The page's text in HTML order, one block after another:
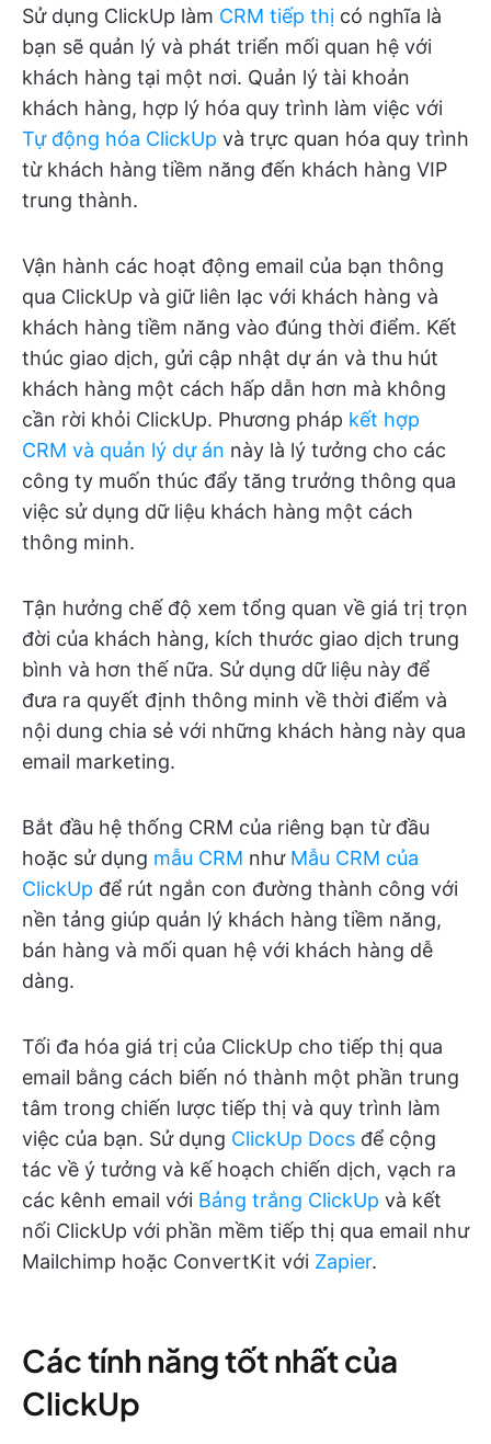
Sử dụng ClickUp làm CRM tiếp thị có nghĩa là
bạn sẽ quản lý và phát triển mối quan hệ với
khách hàng tại một nơi. Quản lý tài khoản
khách hàng, hợp lý hóa quy trình làm việc với
Tự động hóa ClickUp và trực quan hóa quy trình
từ khách hàng tiềm năng đến khách hàng VIP
trung thành.
Vận hành các hoạt động email của bạn thông
qua ClickUp và giữ liên lạc với khách hàng và
khách hàng tiềm năng vào đúng thời điểm. Kết
thúc giao dịch, gửi cập nhật dự án và thu hút
khách hàng một cách hấp dẫn hơn mà không
cần rời khỏi ClickUp. Phương pháp kết hợp
CRM và quản lý dự án này là lý tưởng cho các
công ty muốn thúc đẩy tăng trưởng thông qua
việc sử dụng dữ liệu khách hàng một cách
thông minh.
Tận hưởng chế độ xem tổng quan về giá trị trọn
đời của khách hàng, kích thước giao dịch trung
bình và hơn thế nữa. Sử dụng dữ liệu này để
đưa ra quyết định thông minh về thời điểm và
nội dung chia sẻ với những khách hàng này qua
email marketing.
Bắt đầu hệ thống CRM của riêng bạn từ đầu
hoặc sử dụng mẫu CRM như Mẫu CRM của
ClickUp để rút ngắn con đường thành công với
nền tảng giúp quản lý khách hàng tiềm năng,
bán hàng và mối quan hệ với khách hàng dễ
dàng.
Tối đa hóa giá trị của ClickUp cho tiếp thị qua
email bằng cách biến nó thành một phần trung
tâm trong chiến lược tiếp thị và quy trình làm
việc của bạn. Sử dụng ClickUp Docs để cộng
tác về ý tưởng và kế hoạch chiến dịch, vạch ra
các kênh email với Bảng trắng ClickUp và kết
nối ClickUp với phần mềm tiếp thị qua email như
Mailchimp hoặc ConvertKit với Zapier.
Các tính năng tốt nhất của
ClickUp